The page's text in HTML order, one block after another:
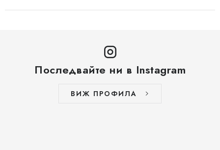
Последвайте ни в Instagram
ВИЖ ПРОФИЛА